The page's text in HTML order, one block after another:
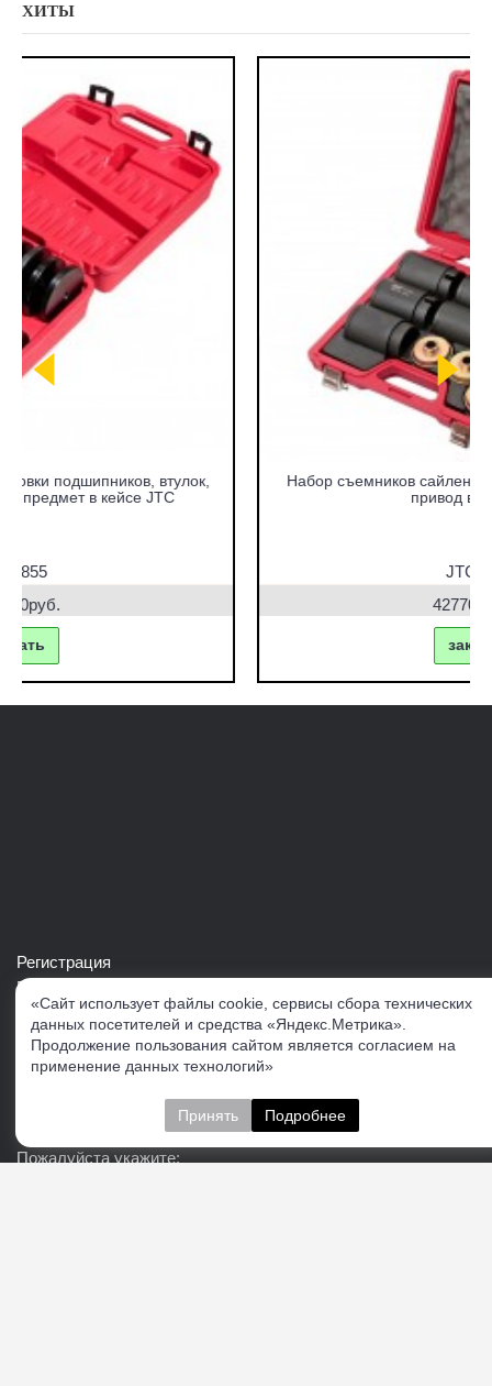
ХИТЫ
Набор съемников сайлентблоков под гидравлический
Регистрация
Войти в свой аккаунт
Скачать каталог продукции VERTUL
Следите за нами
Пожалуйста укажите:
«Сайт использует файлы cookie, сервисы сбора технических
данных посетителей и средства «Яндекс.Метрика».
Продолжение пользования сайтом является согласием на
применение данных технологий»
Принять Подробнее